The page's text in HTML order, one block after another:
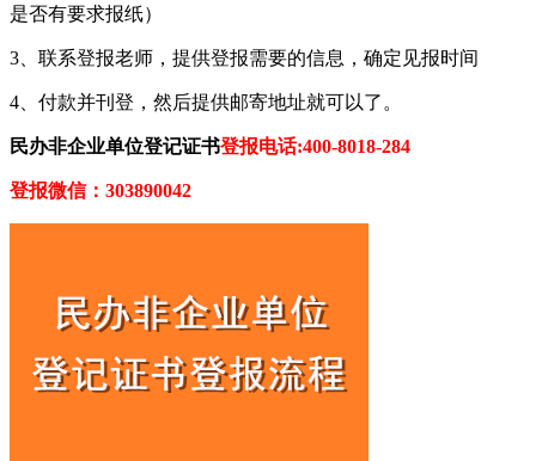
是否有要求报纸）
3、联系登报老师，提供登报需要的信息，确定见报时间
4、付款并刊登，然后提供邮寄地址就可以了。
民办非企业单位登记证书登报电话:400-8018-284
登报微信：303890042